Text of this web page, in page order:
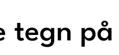
tegn